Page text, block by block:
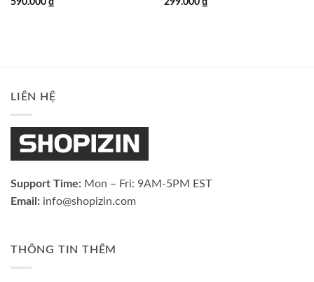
LIÊN HỆ
Support Time: Mon – Fri: 9AM-5PM EST
Email: info@shopizin.com
THÔNG TIN THÊM